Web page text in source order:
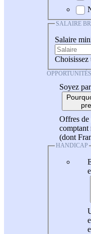
SALAIRE
Salaire
Choisissez
OPPORTUNITÉS
Soyez
Offres de
comptant
(dont
HANDICAP